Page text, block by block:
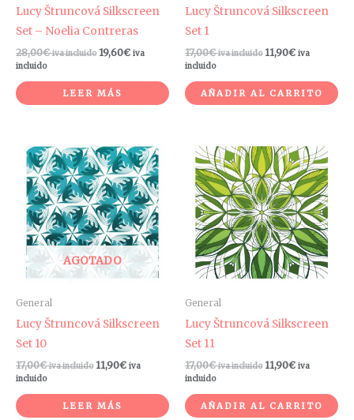
Lucy Štruncová Silkscreen
Set – Noelia Contreras
28,00€ iva incluido 19,60€ iva
incluido
LEER MÁS
Lucy Štruncová Silkscreen
Set 1
17,00€ iva incluido 11,90€ iva
incluido
AÑADIR AL CARRITO
AGOTADO
General
Lucy Štruncová Silkscreen
Set 10
17,00€ iva incluido 11,90€ iva
incluido
LEER MÁS
General
Lucy Štruncová Silkscreen
Set 11
17,00€ iva incluido 11,90€ iva
incluido
AÑADIR AL CARRITO